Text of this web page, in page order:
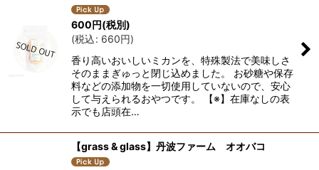
600円(税別)
(税込: 660円)
香り高いおいしいミカンを、特殊製法で美味しさ
そのままぎゅっと閉じ込めました。 お砂糖や保存
料などの添加物を一切使用していないので、安心
して与えられるおやつです。 【※】在庫なしの表
示でも店頭在…
【grass & glass】丹波ファーム オオバコ